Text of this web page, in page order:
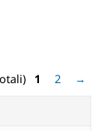
1 2 →